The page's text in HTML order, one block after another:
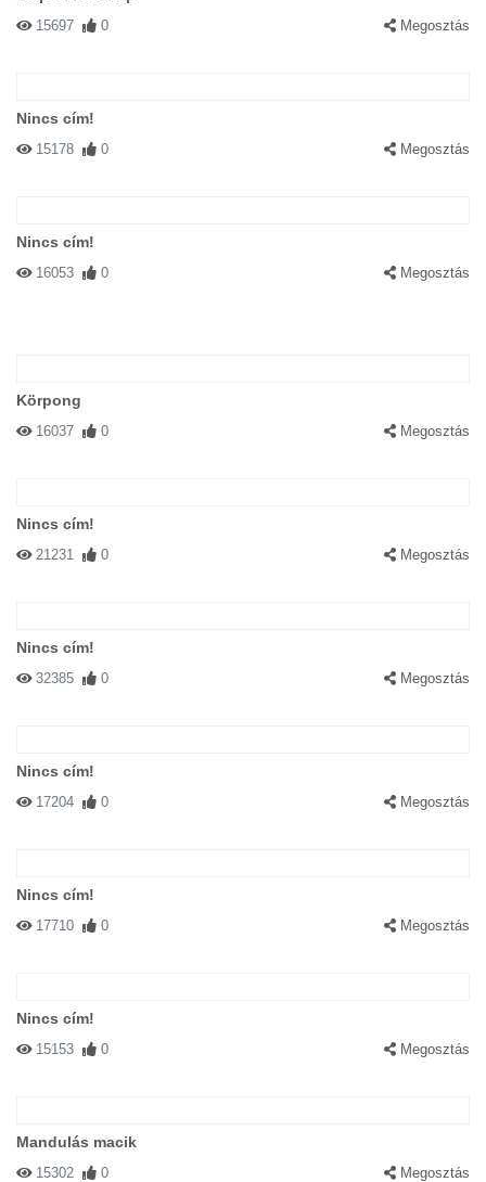
15697 0 Megosztás
Nincs cím!
15178 0 Megosztás
Nincs cím!
16053 0 Megosztás
Körpong
16037 0 Megosztás
Nincs cím!
21231 0 Megosztás
Nincs cím!
32385 0 Megosztás
Nincs cím!
17204 0 Megosztás
Nincs cím!
17710 0 Megosztás
Nincs cím!
15153 0 Megosztás
Mandulás macik
15302 0 Megosztás